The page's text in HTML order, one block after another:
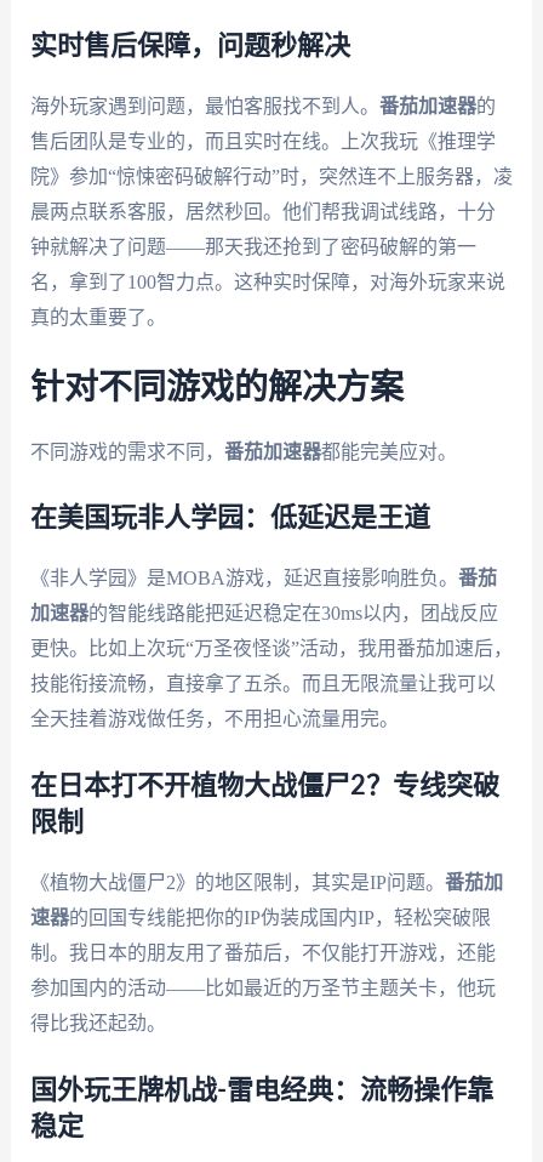
实时售后保障，问题秒解决
海外玩家遇到问题，最怕客服找不到人。 番茄加速器的
售后团队是专业的，而且实时在线。上次我玩《推理学
院》参加“惊悚密码破解行动”时，突然连不上服务器，凌
晨两点联系客服，居然秒回。他们帮我调试线路，十分
钟就解决了问题——那天我还抢到了密码破解的第一
名，拿到了100智力点。这种实时保障，对海外玩家来说
真的太重要了。
针对不同游戏的解决方案
不同游戏的需求不同， 番茄加速器都能完美应对。
在美国玩非人学园：低延迟是王道
《非人学园》是MOBA游戏，延迟直接影响胜负。 番茄
加速器的智能线路能把延迟稳定在30ms以内，团战反应
更快。比如上次玩“万圣夜怪谈”活动，我用番茄加速后，
技能衔接流畅，直接拿了五杀。而且无限流量让我可以
全天挂着游戏做任务，不用担心流量用完。
在日本打不开植物大战僵尸2？专线突破
限制
《植物大战僵尸2》的地区限制，其实是IP问题。 番茄加
速器的回国专线能把你的IP伪装成国内IP，轻松突破限
制。我日本的朋友用了番茄后，不仅能打开游戏，还能
参加国内的活动——比如最近的万圣节主题关卡，他玩
得比我还起劲。
国外玩王牌机战-雷电经典：流畅操作靠
稳定